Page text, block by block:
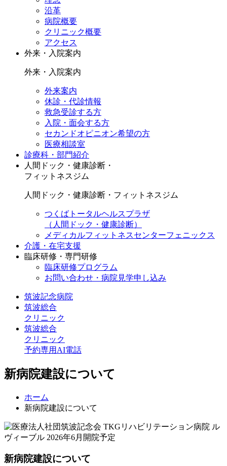
沿革
病院概要
クリニック概要
アクセス
外来・入院案内
外来・入院案内
外来案内
休診・代診情報
救急受診する方
入院・面会する方
セカンドオピニオン希望の方
医療相談室
診療科・部門紹介
人間ドック・健康診断・
フィットネスジム
人間ドック・健康診断・フィットネスジム
つくばトータルヘルスプラザ
（人間ドック・健康診断）
メディカルフィットネスセンターフェニックス
介護・在宅支援
臨床研修・専門研修
臨床研修プログラム
お問い合わせ・病院見学申し込み
筑波記念病院
筑波総合
クリニック
筑波総合
クリニック
予約専用AI電話
新病院建設について
ホーム
新病院建設について
新病院建設について